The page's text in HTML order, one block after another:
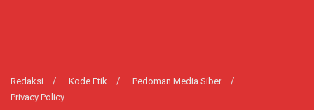
Redaksi Kode Etik
Pedoman Media Siber
Privacy Policy